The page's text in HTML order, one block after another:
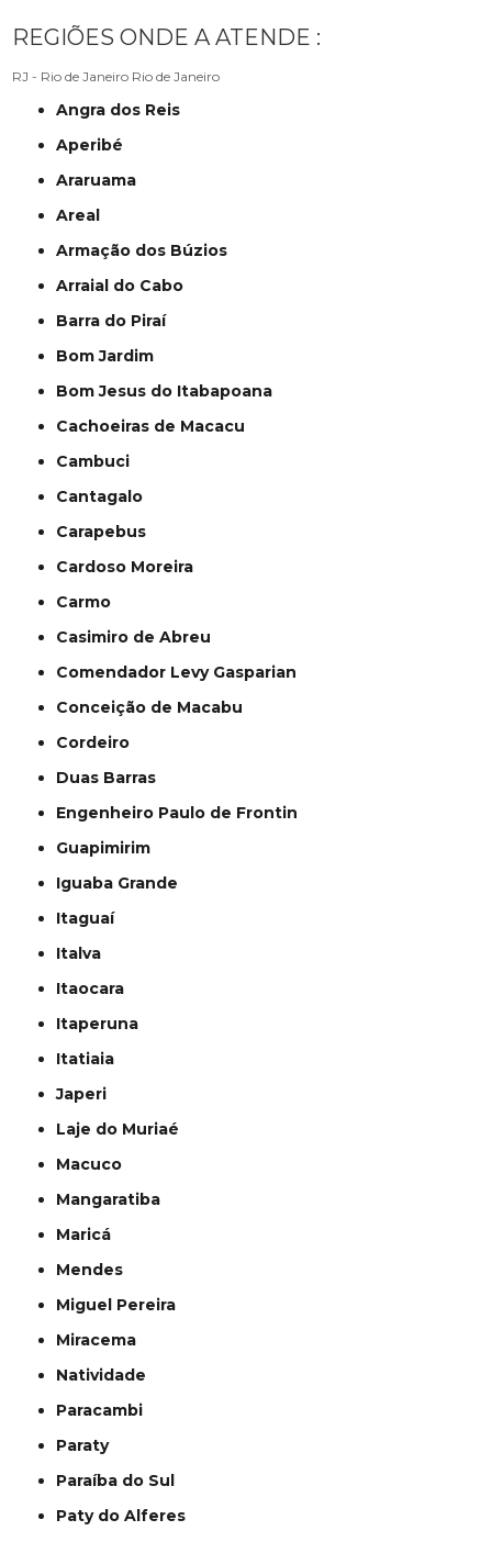
REGIÕES ONDE A ATENDE :
RJ - Rio de Janeiro Rio de Janeiro
Angra dos Reis
Aperibé
Araruama
Areal
Armação dos Búzios
Arraial do Cabo
Barra do Piraí
Bom Jardim
Bom Jesus do Itabapoana
Cachoeiras de Macacu
Cambuci
Cantagalo
Carapebus
Cardoso Moreira
Carmo
Casimiro de Abreu
Comendador Levy Gasparian
Conceição de Macabu
Cordeiro
Duas Barras
Engenheiro Paulo de Frontin
Guapimirim
Iguaba Grande
Itaguaí
Italva
Itaocara
Itaperuna
Itatiaia
Japeri
Laje do Muriaé
Macuco
Mangaratiba
Maricá
Mendes
Miguel Pereira
Miracema
Natividade
Paracambi
Paraty
Paraíba do Sul
Paty do Alferes